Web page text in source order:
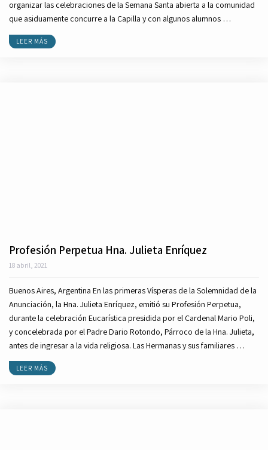
organizar las celebraciones de la Semana Santa abierta a la comunidad
que asiduamente concurre a la Capilla y con algunos alumnos …
LEER MÁS
Profesión Perpetua Hna. Julieta Enríquez
18 abril, 2021
Buenos Aires, Argentina En las primeras Vísperas de la Solemnidad de la
Anunciación, la Hna. Julieta Enríquez, emitió su Profesión Perpetua,
durante la celebración Eucarística presidida por el Cardenal Mario Poli,
y concelebrada por el Padre Dario Rotondo, Párroco de la Hna. Julieta,
antes de ingresar a la vida religiosa. Las Hermanas y sus familiares …
LEER MÁS